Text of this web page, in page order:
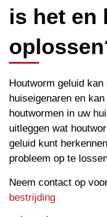
is het en
Houtworm geluid
huiseigenaren en
houtwormen in uw
uitleggen wat
geluid kunt
probleem op te
Neem contact op
bestrijding